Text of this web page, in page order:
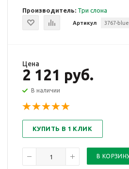
Производитель: Три слона
Артикул 3767-blue
Цена
2 121 руб.
В наличии
КУПИТЬ В 1 КЛИК